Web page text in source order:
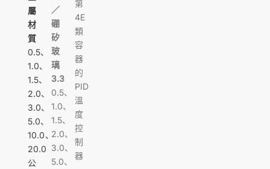
屬
材
質
0.5、
1.0、
1.5、
2.0、
3.0、
5.0、
10.0、
20.0
公
／
硼
矽
玻
璃
3.3
0.5、
1.0、
1.5、
2.0、
3.0、
5.0、
第
4E
類
容
器
的
PID
溫
度
控
制
器